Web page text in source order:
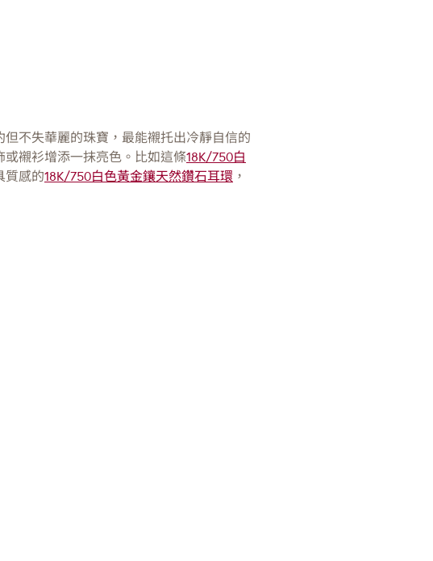
不失華麗的珠寶，最能襯托出冷靜自信的
襯衫增添一抹亮色。比如這條18K/750白
質感的18K/750白色黃金鑲天然鑽石耳環 ，